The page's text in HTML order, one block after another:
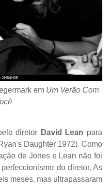
em Um Verão Com
diretor David Lean para
Daughter 1972). Como
de Jones e Lean não foi
do diretor. As
meses, mas ultrapassaram